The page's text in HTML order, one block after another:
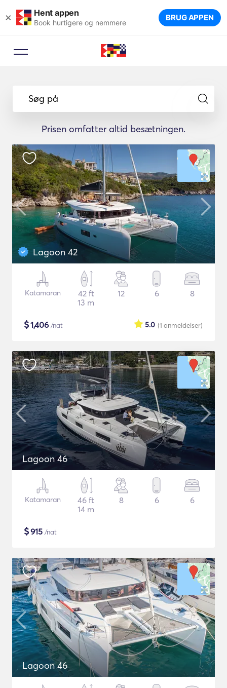
× Hent appen
Book hurtigere og nemmere BRUG APPEN
Søg på
Prisen omfatter altid besætningen.
Lagoon 42
Katamaran
42 ft
13 m
12 6 8
$1,406 /nat (1 anmeldelser)
5.0
Lagoon 46
Katamaran
46 ft
14 m
8 6 6
$915 /nat
Lagoon 46